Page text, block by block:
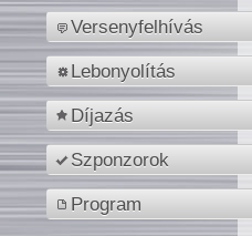
Versenyfelhívás
Lebonyolítás
Díjazás
Szponzorok
Program